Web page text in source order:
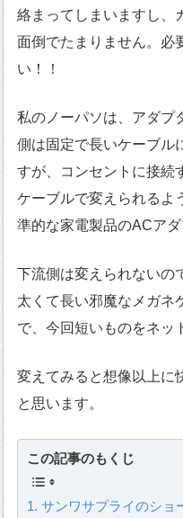
絡まってしまいますし、
面倒でたまりません。必
い！！
私のノーパソは、アダプ
側は固定で長いケーブル
すが、コンセントに接続
ケーブルで変えられるよ
準的な家電製品のACア
下流側は変えられないの
太くて長い邪魔なメガネ
で、今回短いものをネッ
変えてみると想像以上に
と思います。
この記事のもくじ
サンワサプライのショ